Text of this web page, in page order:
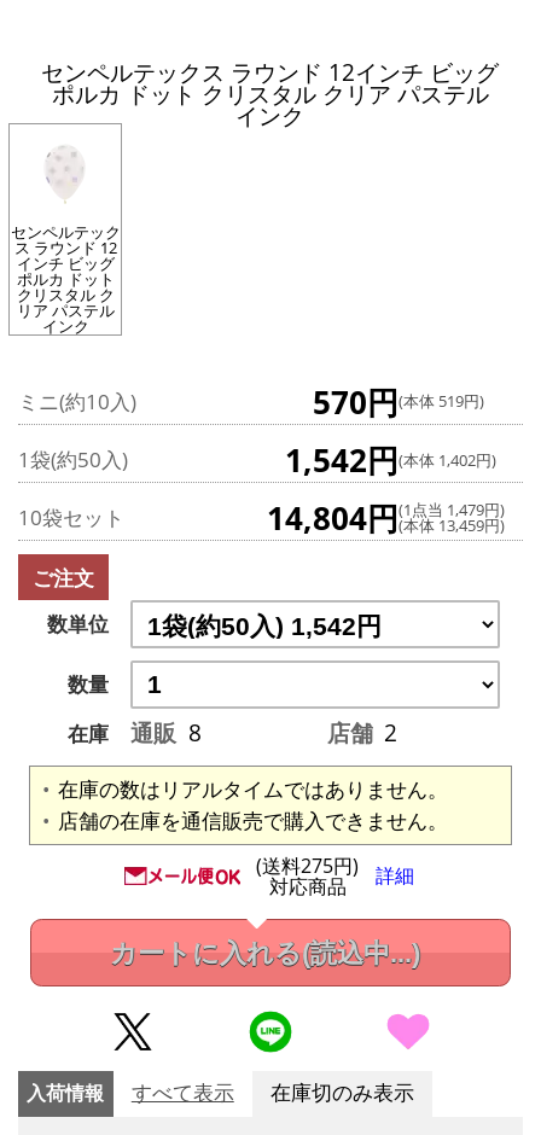
センペルテックス ラウンド 12インチ ビッグ
ポルカ ドット クリスタル クリア パステル
インク
センペルテック
ス ラウンド 12
インチ ビッグ
ポルカ ドット
クリスタル ク
リア パステル
インク
ミニ(約10入) 570円(本体 519円)
1袋(約50入) 1,542円(本体 1,402円)
10袋セット 14,804円(1点当 1,479円)
(本体 13,459円)
ご注文
数単位
数量
在庫
通販 8 店舗 2
在庫の数はリアルタイムではありません。
店舗の在庫を通信販売で購入できません。
(送料275円)
対応商品 詳細
カートに入れる(読込中...)
入荷情報 すべて表示 在庫切のみ表示